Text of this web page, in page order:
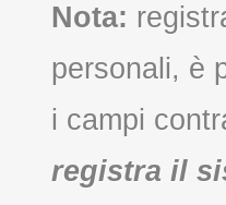
Nota:
personali, è
i campi
registra il